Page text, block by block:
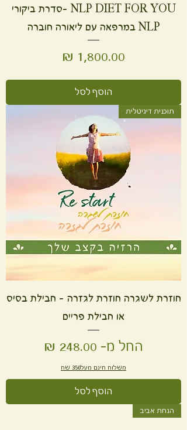
NLP DIET FOR YOU -סדרת ביקורי
NLP במרפאה עם ליאורה חוברה
מחיר
הוסף לסל
תוכנית דיגיטלית
חוזרת לשגרה חוזרת לגזרה - חבילת בסיס
או חבילת פריים
החל מ-
מחיר מבצע
משלוח חינם מעל350 שח
הוסף לסל
הנחת אביב